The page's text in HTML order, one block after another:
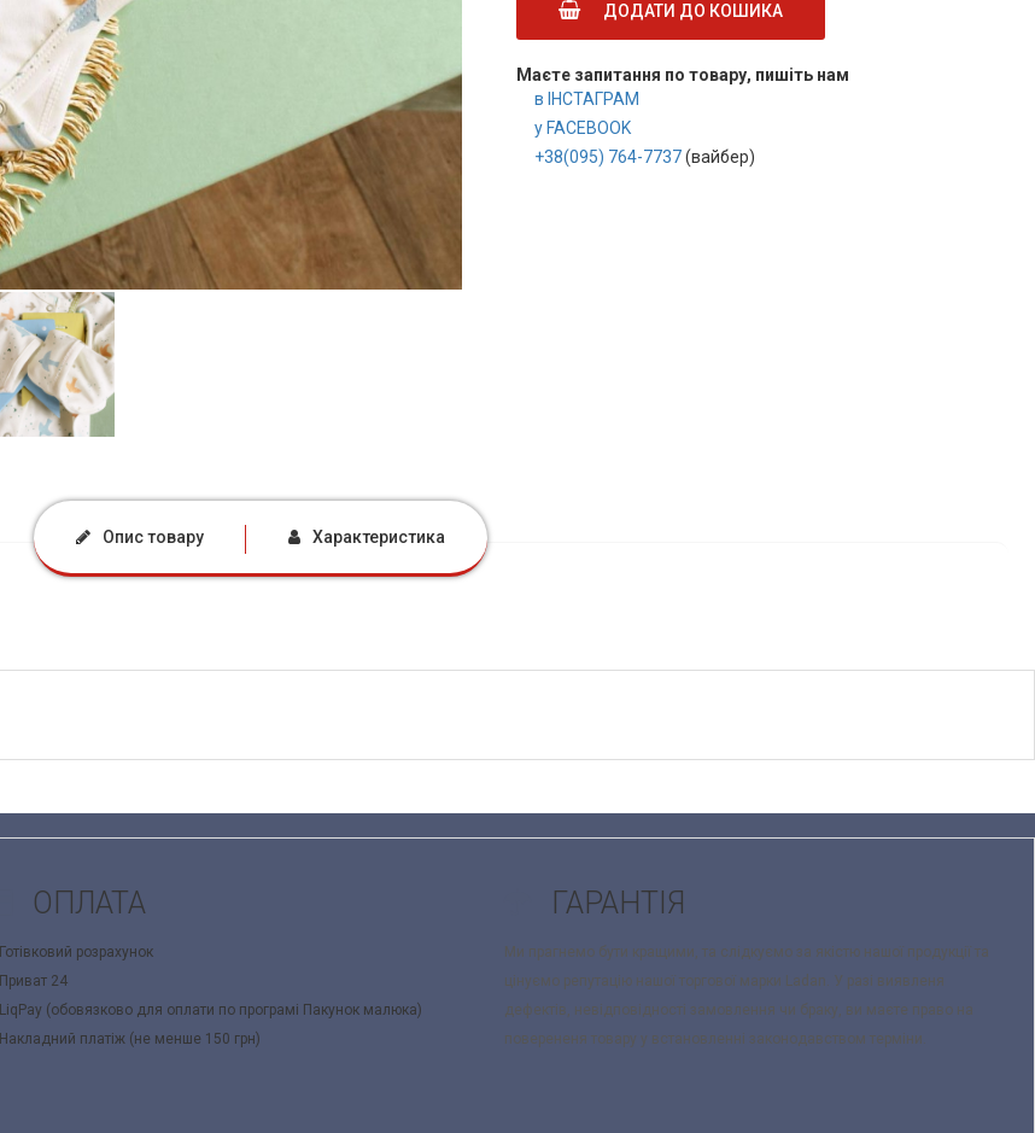
ДОДАТИ ДО КОШИКА
Маєте запитання по товару, пишіть нам
в ІНСТАГРАМ
у FACEBOOK
+38(095) 764-7737(вайбер)
Опис товару Характеристика
ОПЛАТА
Готівковий розрахунок
Приват 24
LiqPay (обовязково для оплати по програмі Пакунок малюка)
Накладний платіж (не менше 150 грн)
ГАРАНТІЯ
Ми прагнемо бути кращими, та слідкуємо за якістю нашої продукції та
цінуємо репутацію нашої торгової марки Ladan. У разі виявленя
дефектів, невідповідності замовлення чи браку, ви маєте право на
поверененя товару у встановленні законодавством терміни.